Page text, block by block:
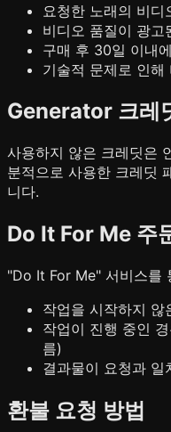
요청한 노래의 비
비디오 품질이 광고
구매 후 30일 이내
기술적 문제로 인
Generator 크레
사용하지 않은 크레딧은
분적으로 사용한 크레딧
니다.
Do It For Me 주
"Do It For Me" 서비스를
작업을 시작하지 않
작업이 진행 중인
름)
결과물이 요청과 일
환불 요청 방법